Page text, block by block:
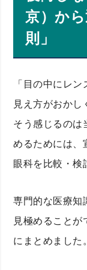
京）か
則」
「目の中にレ
見え方がおか
そう感じるのは
めるためには、
眼科を比較・検
専門的な医療知
見極めること
にまとめました。